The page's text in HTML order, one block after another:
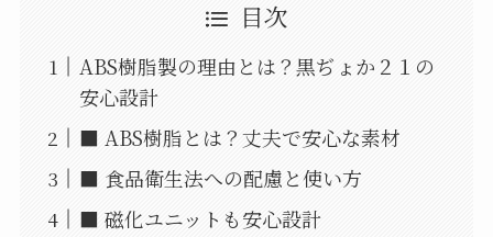
目次
ABS樹脂製の理由とは？黒ぢょか２１の
安心設計
■ ABS樹脂とは？丈夫で安心な素材
■ 食品衛生法への配慮と使い方
■ 磁化ユニットも安心設計